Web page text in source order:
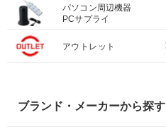
パソコン周辺機器
PCサプライ
アウトレット
ブランド・メーカーから探す